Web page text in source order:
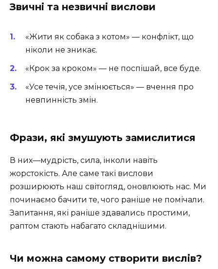
Звичні та незвичні вислови
«Жити як собака з котом» — конфлікт, що
ніколи не зникає.
«Крок за кроком» — не поспішай, все буде.
«Усе течія, усе змінюється» — вчення про
невпинність змін.
Фрази, які змушують замислитися
В них—мудрість, сила, інколи навіть
жорстокість. Але саме такі вислови
розширюють наш світогляд, оновлюють нас. Ми
починаємо бачити те, чого раніше не помічали.
Запитання, які раніше здавались простими,
раптом стають набагато складнішими.
Чи можна самому створити вислів?